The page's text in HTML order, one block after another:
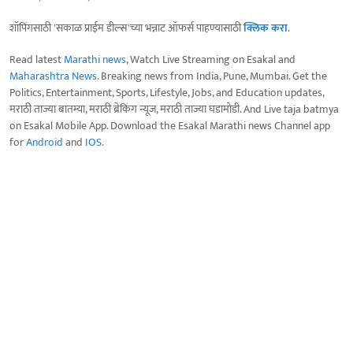
शॉपिंगसाठी 'सकाळ प्राईम डील्स'च्या भन्नाट ऑफर्स पाहण्यासाठीक्लिक करा.
Read latestMarathi news, Watch Live Streaming on Esakal and
Maharashtra News. Breaking news from India, Pune, Mumbai. Get the
Politics, Entertainment, Sports, Lifestyle, Jobs, and Education updates,
मराठी ताज्या बातम्या, मराठी ब्रेकिंग न्यूज, मराठी ताज्या घडामोडी. And Live taja batmya
on Esakal Mobile App. Download the Esakal Marathi news Channel app
forAndroidand IOS.